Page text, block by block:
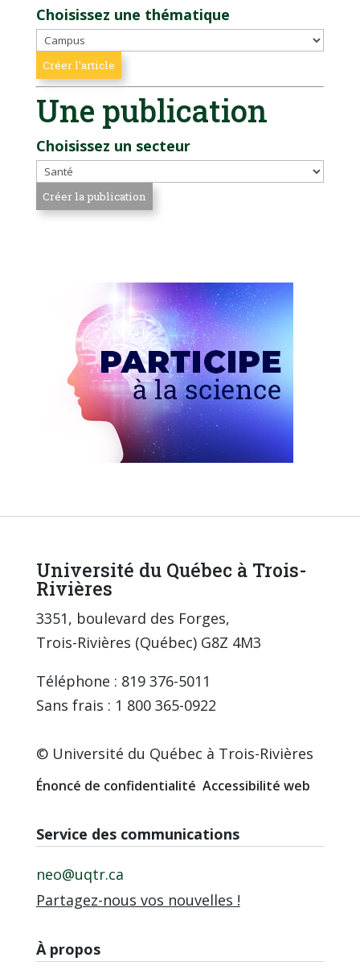
Choisissez une thématique
Une publication
Choisissez un secteur
Université du Québec à Trois-
Rivières
3351, boulevard des Forges,
Trois-Rivières (Québec) G8Z 4M3
Téléphone : 819 376-5011
Sans frais : 1 800 365-0922
© Université du Québec à Trois-Rivières
Énoncé de confidentialité Accessibilité web
Service des communications
neo@uqtr.ca
Partagez-nous vos nouvelles !
À propos